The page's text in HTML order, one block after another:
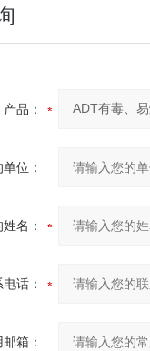
产品：
位：
名：
话：
箱：